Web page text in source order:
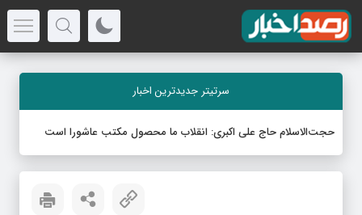
سرتیتر جدیدترین اخبار
حجت‌الاسلام حاج علی اکبری: انقلاب ما محصول مکتب عاشورا است